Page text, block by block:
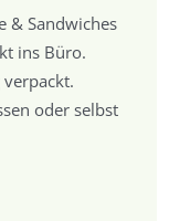
& Sandwiches
ins Büro.
oder selbst